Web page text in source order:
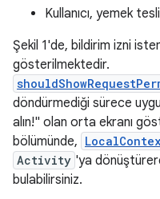
Kullanıcı, yemek
Şekil 1'de, bildirim izni
gösterilmektedir.
döndürmediği sürece
alın!" olan orta ekranı
bölümünde,
Activity 'ya
bulabilirsiniz.